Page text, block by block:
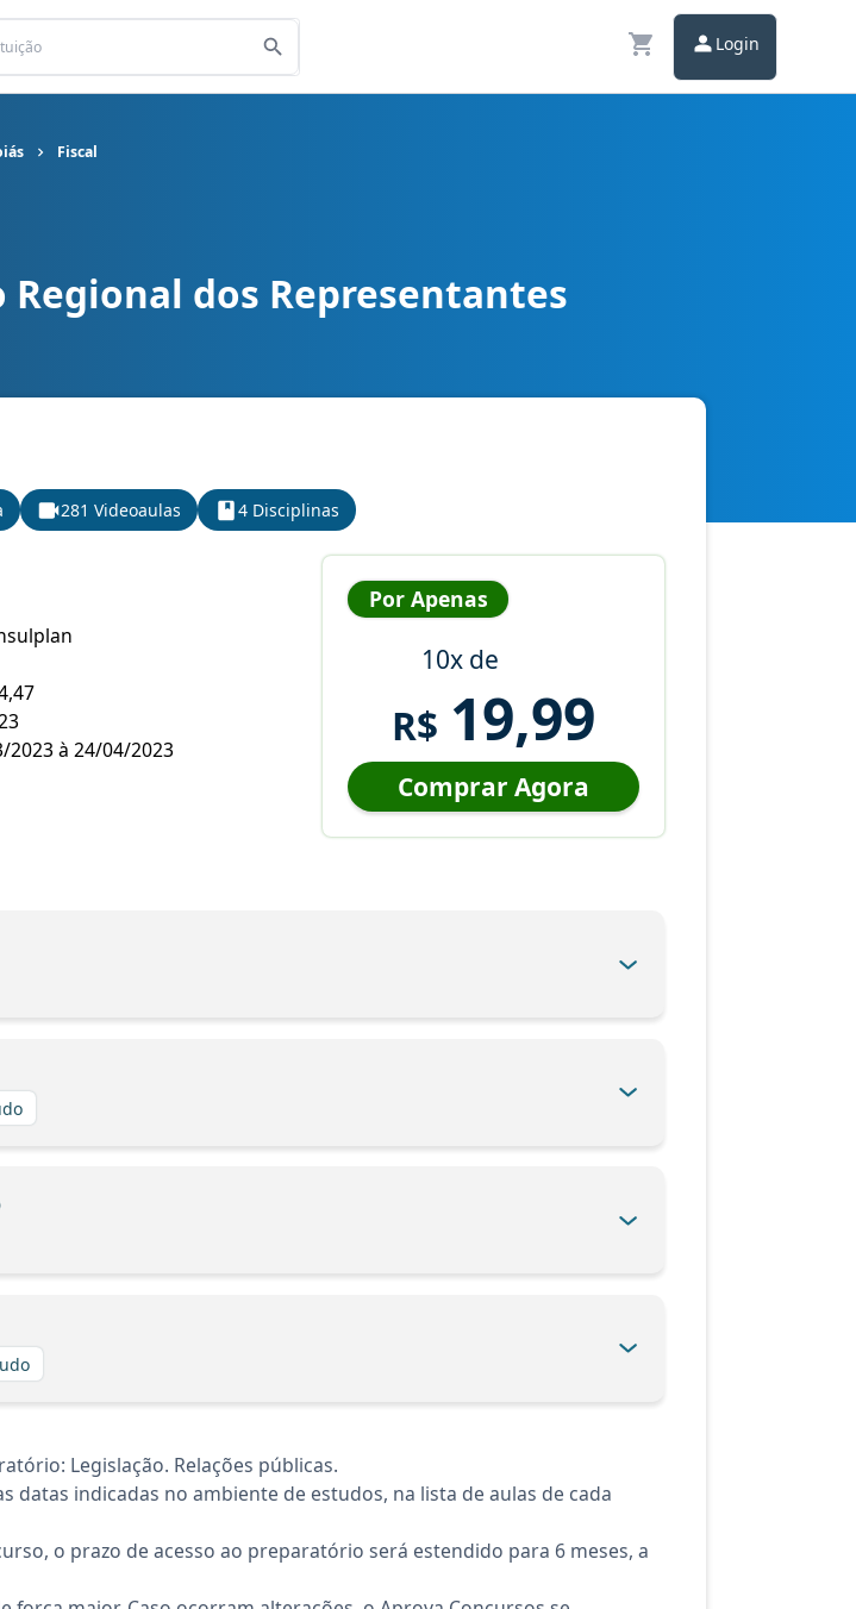
Login
Fiscal
de Goiás cargo Fiscaldos Representantes
281 Videoaulas 4 Disciplinas
à 24/04/2023
Por Apenas
10x de
R$ 19,99
Comprar Agora
Legislação. Relações públicas.
indicadas no ambiente de estudos, na lista de aulas de cada
o prazo de acesso ao preparatório será estendido para 6 meses, a